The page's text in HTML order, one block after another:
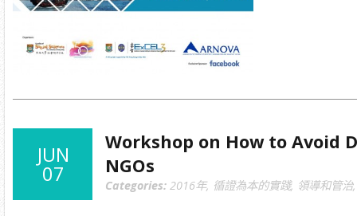
JUN
07
Workshop on How to Avoid
NGOs
Categories: 2016年, 循證為本的實踐, 領導和管治